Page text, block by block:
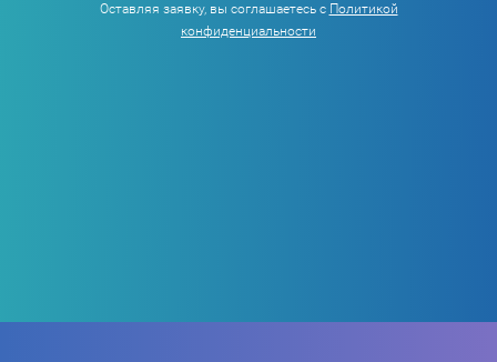
Оставляя заявку, вы соглашаетесь с Политикой
конфиденциальности